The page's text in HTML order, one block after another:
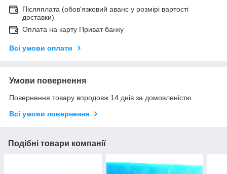
Післяплата (обов'язковий аванс у розмірі вартості
доставки)
Оплата на карту Приват банку
Всі умови оплати
Умови повернення
Повернення товару впродовж 14 днів за домовленістю
Всі умови повернення
Подібні товари компанії